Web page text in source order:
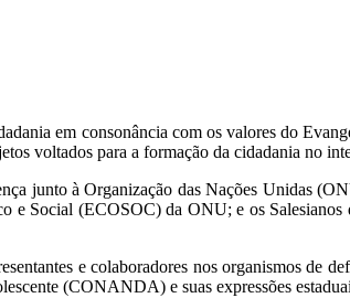
em consonância com os valores do
voltados para a formação da cidadania no
junto à Organização das Nações Unidas
Social (ECOSOC) da ONU; e os
e colaboradores nos organismos de
(CONANDA) e suas expressões